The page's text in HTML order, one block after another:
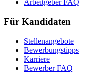
Arbeitgeber FAQ
Für Kandidaten
Stellenangebote
Bewerbungstipps
Karriere
Bewerber FAQ